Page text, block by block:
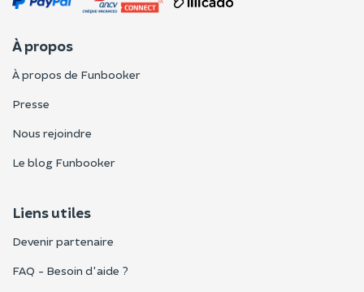
À propos
À propos de Funbooker
Presse
Nous rejoindre
Le blog Funbooker
Liens utiles
Devenir partenaire
FAQ - Besoin d'aide ?